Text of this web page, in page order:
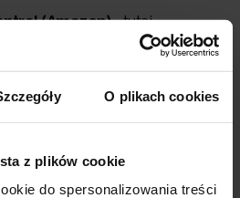
O plikach cookies
z plików cookie
do spersonalizowania treści
(Amazon)- tutaj
m.in. sprzedaż w czasie
produktów oraz danych
także ruch na stronach
go na sprzedaż,
- dostępne są tu
na temat wydajności